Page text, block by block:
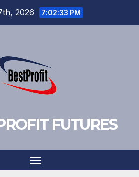
2026 7:02:34 PM
FUTURES